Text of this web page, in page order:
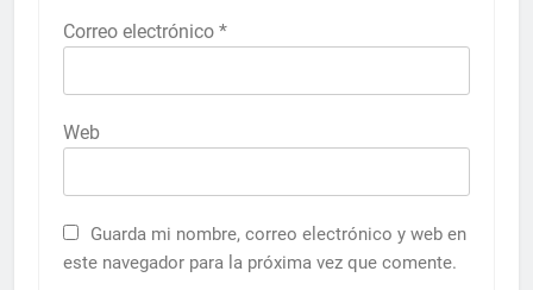
Correo electrónico *
Web
Guarda mi nombre, correo electrónico y web en
este navegador para la próxima vez que comente.